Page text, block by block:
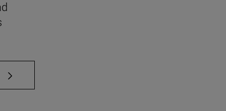
TAB para desplazarse.